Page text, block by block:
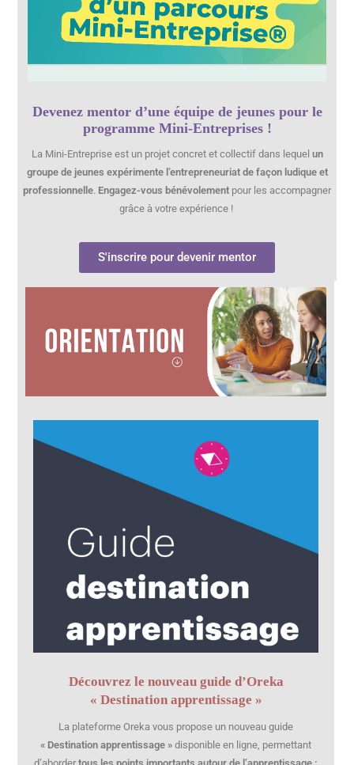
Devenez mentor d’une équipe de jeunes pour le
programme Mini-Entreprises !
La Mini-Entreprise est un projet concret et collectif dans lequel un
groupe de jeunes expérimente l’entrepreneuriat de façon ludique et
professionnelle. Engagez-vous bénévolement pour les accompagner
grâce à votre expérience !
S'inscrire pour devenir mentor
Découvrez le nouveau guide d’Oreka
« Destination apprentissage »
La plateforme Oreka vous propose un nouveau guide
« Destination apprentissage » disponible en ligne, permettant